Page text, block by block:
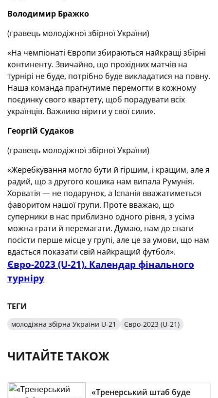
Володимир Бражко
(гравець молодіжної збірної України)
«На чемпіонаті Європи збираються найкращі збірні
континенту. Звичайно, що прохідних матчів на
турнірі не буде, потрібно буде викладатися на повну.
Наша команда прагнутиме перемогти в кожному
поєдинку свого квартету, щоб порадувати всіх
українців. Важливо вірити у свої сили».
Георгій Судаков
(гравець молодіжної збірної України)
«Жеребкування могло бути й гіршим, і кращим, але я
радий, що з другого кошика нам випала Румунія.
Хорватія — не подарунок, а Іспанія вважатиметься
фаворитом нашої групи. Проте вважаю, що
суперники в нас приблизно одного рівня, з усіма
можна грати й перемагати. Думаю, нам до снаги
посісти перше місце у групі, але це за умови, що нам
вдасться показати свій найкращий футбол».
Євро-2023 (U-21). Календар фінального
турніру
ТЕГИ
молодіжна збірна України U-21 Євро-2023 (U-21)
ЧИТАЙТЕ ТАКОЖ
«Тренерський штаб буде